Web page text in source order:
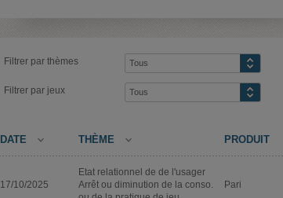
Filtrer par thèmes
Filtrer par jeux
DATE THÈME PRODUIT
17/10/2025
Etat relationnel de de l'usager
Arrêt ou diminution de la conso.
Pari